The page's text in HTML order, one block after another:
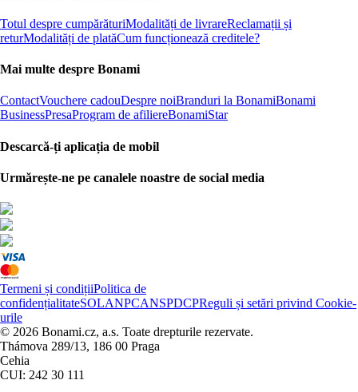
Totul despre cumpărăturiModalități de livrareReclamații și
returModalități de platăCum funcționează creditele?
Mai multe despre Bonami
ContactVouchere cadouDespre noiBranduri la BonamiBonami
BusinessPresaProgram de afiliereBonamiStar
Descarcă-ți aplicația de mobil
Urmărește-ne pe canalele noastre de social media
Termeni și condițiiPolitica de
confidențialitateSOLANPCANSPDCPReguli și setări privind Cookie-
urile
© 2026 Bonami.cz, a.s. Toate drepturile rezervate.
Thámova 289/13, 186 00 Praga
Cehia
CUI: 242 30 111